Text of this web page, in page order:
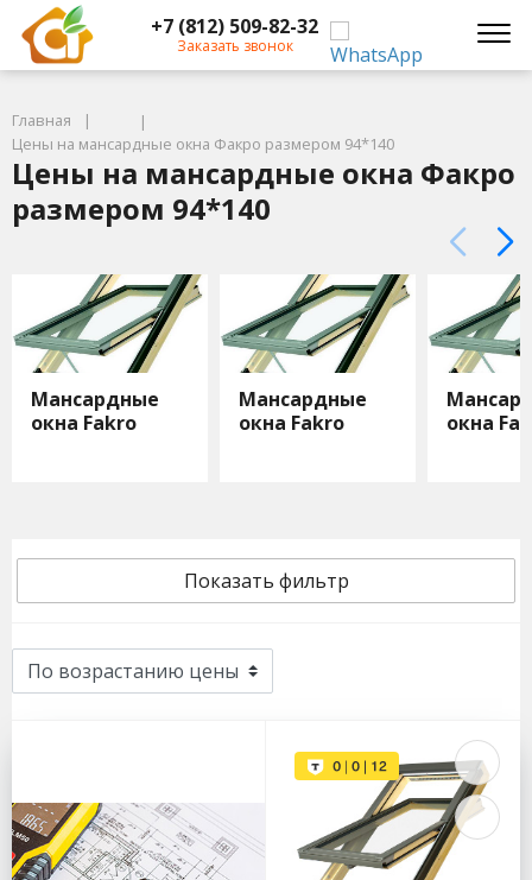
+7 (812) 509-82-32
Заказать звонок
Главная
Цены на мансардные окна Факро размером 94*140
Цены на мансардные окна Факро
размером 94*140
Мансардные
окна Fakro
Мансардные
окна Fakro
окна
Показать фильтр